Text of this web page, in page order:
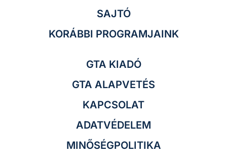
SAJTÓ
KORÁBBI PROGRAMJAINK
GTA KIADÓ
GTA ALAPVETÉS
KAPCSOLAT
ADATVÉDELEM
MINŐSÉGPOLITIKA